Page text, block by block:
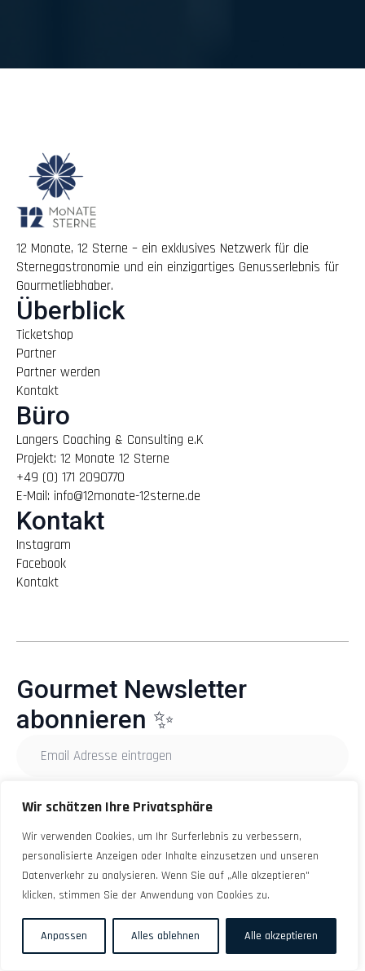
Wir schätzen Ihre Privatsphäre
Wir verwenden Cookies, um Ihr Surferlebnis zu verbessern,
personalisierte Anzeigen oder Inhalte einzusetzen und unseren
Datenverkehr zu analysieren. Wenn Sie auf „Alle akzeptieren"
klicken, stimmen Sie der Anwendung von Cookies zu.
Anpassen Alles ablehnen Alle akzeptieren
12 Monate, 12 Sterne – ein exklusives Netzwerk für die
Sternegastronomie und ein einzigartiges Genusserlebnis für
Gourmetliebhaber.
Überblick
Ticketshop
Partner
Partner werden
Kontakt
Büro
Langers Coaching & Consulting e.K
Projekt: 12 Monate 12 Sterne
+49 (0) 171 2090770
E-Mail: info@12monate-12sterne.de
Kontakt
Instagram
Facebook
Kontakt
Gourmet Newsletter
abonnieren ✨
Adresse
Anmelden
© 12Monate-12Sterne 2025. All Rights Reserved.
Impressum
ZahlungsartenWiderruf DatenschutzAGB